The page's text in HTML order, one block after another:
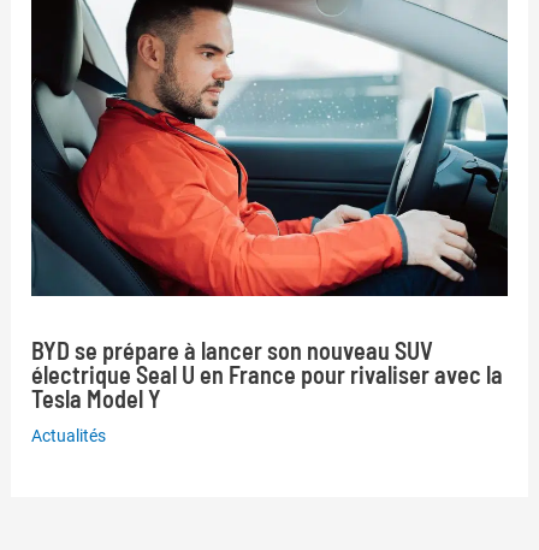
BYD se prépare à lancer son nouveau SUV
électrique Seal U en France pour rivaliser avec la
Tesla Model Y
Actualités